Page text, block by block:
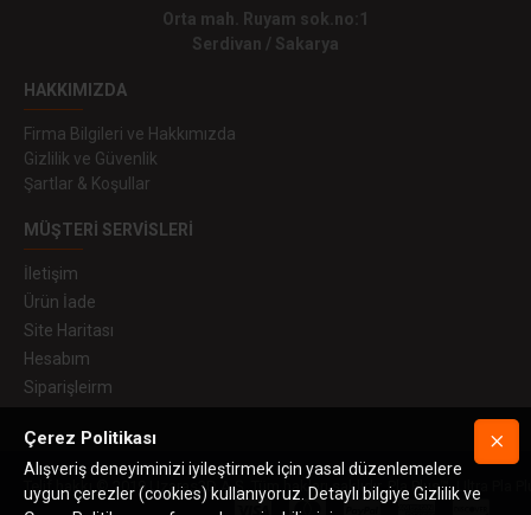
Orta mah. Ruyam sok.no:1
Serdivan / Sakarya
HAKKIMIZDA
Firma Bilgileri ve Hakkımızda
Gizlilik ve Güvenlik
Şartlar & Koşullar
MÜŞTERI SERVISLERI
İletişim
Ürün İade
Site Haritası
Hesabım
Siparişleirm
Telif hakkı © 2019 Uzaras3D A.Ş. Tüm hakları saklıdır. Pla Plus™, Ultra
Çerez Politikası
Alışveriş deneyiminizi iyileştirmek için yasal düzenlemelere
uygun çerezler (cookies) kullanıyoruz. Detaylı bilgiye Gizlilik ve